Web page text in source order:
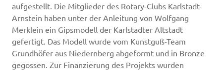
aufgestellt. Die Mitglieder des Rotary-Clubs Karlstadt-
Arnstein haben unter der Anleitung von Wolfgang
Merklein ein Gipsmodell der Karlstadter Altstadt
gefertigt. Das Modell wurde vom Kunstguß-Team
Grundhöfer aus Niedernberg abgeformt und in Bronze
gegossen. Zur Finanzierung des Projekts wurden